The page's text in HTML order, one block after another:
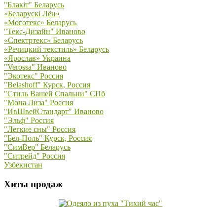
"Блакiт" Беларусь
«Беларускi Лён»
«Моготекс» Беларусь
"Текс-Дизайн" Иваново
«Спектртекс» Беларусь
«Речицкий текстиль» Беларусь
«Ярослав» Украина
"Verossa" Иваново
"Экотекс" Россия
"Belashoff" Курск, Россия
"Стиль Вашей Спальни" СПб
"Мона Лиза" Россия
"ИвШвейСтандарт" Иваново
"Эльф" Россия
"Легкие сны" Россия
"Бел-Поль" Курск, Россия
"СимВер" Беларусь
"Ситрейд" Россия
Узбекистан
Хиты продаж